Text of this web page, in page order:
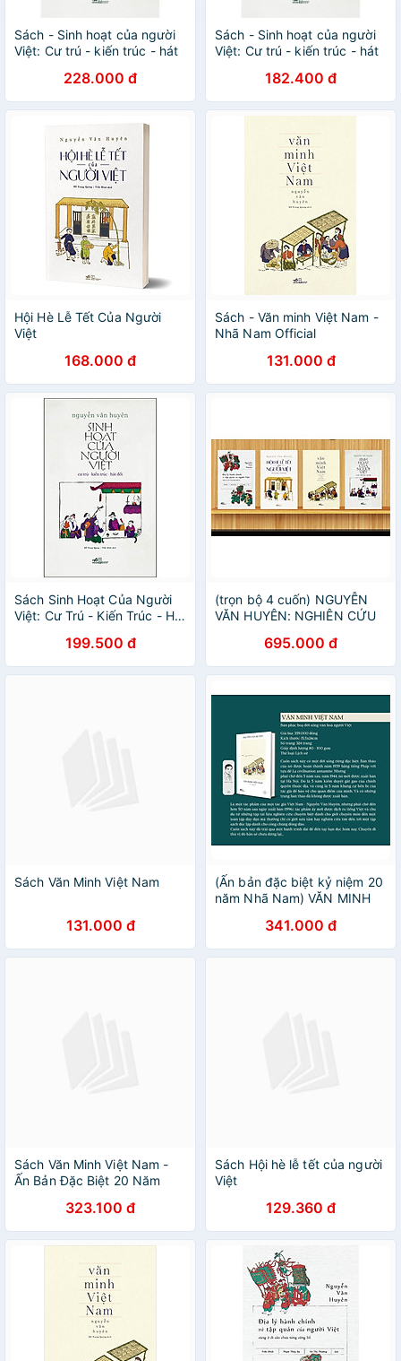
Sách - Sinh hoạt của người
Việt: Cư trú - kiến trúc - hát
228.000 đ
Sách - Sinh hoạt của người
Việt: Cư trú - kiến trúc - hát
182.400 đ
Hội Hè Lễ Tết Của Người
Việt
168.000 đ
Sách - Văn minh Việt Nam -
Nhã Nam Official
131.000 đ
Sách Sinh Hoạt Của Người
Việt: Cư Trú - Kiến Trúc - Hát
199.500 đ
(trọn bộ 4 cuốn) NGUYỄN
VĂN HUYÊN: NGHIÊN CỨU
MINH VIỆT NAM + HỘI HÈ
LỄ TẾT CỦA NGƯỜI VIỆT +
SINH HOẠT CỦA NGƯỜI
VIỆT + ĐỊA LÝ HÀNH CHÍNH
VÀ TẬP QUÁN CỦA NGƯỜI
695.000 đ
Sách Văn Minh Việt Nam
131.000 đ
(Ấn bản đặc biệt kỷ niệm 20
năm Nhã Nam) VĂN MINH
Huyên – Đỗ Trọng Quang
dịch – Nhã Nam – NXB Hội
nhà văn
341.000 đ
Sách Văn Minh Việt Nam -
Ấn Bản Đặc Biệt 20 Năm
323.100 đ
Sách Hội hè lễ tết của người
Việt
129.360 đ